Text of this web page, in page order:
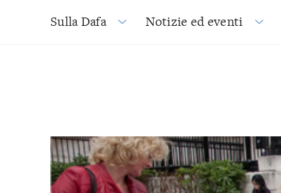
Sulla Dafa Notizie ed eventi